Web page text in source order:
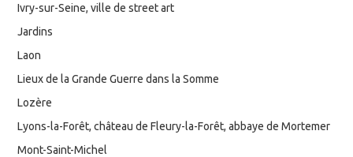
Ivry-sur-Seine, ville de street art
Jardins
Laon
Lieux de la Grande Guerre dans la Somme
Lozère
Lyons-la-Forêt, château de Fleury-la-Forêt, abbaye de Mortemer
Mont-Saint-Michel